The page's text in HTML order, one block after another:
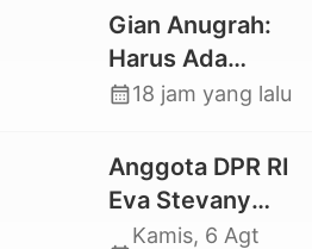
juga Lolos ke
Pekan Seni
Mahasiswa
Gian Anugrah:
Harus Ada
Kepastian Hukum
Agar Keluarga
tidak Larut dalam
Trauma dan
calendar_month18 jam yang lalu
Anggota DPR RI
Eva Stevany
Rataba Salurkan
Kamis, 6 Agt